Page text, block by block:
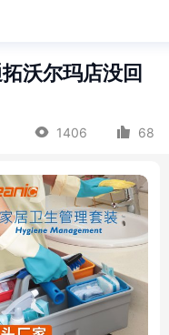
沃尔玛店没回
1406 68